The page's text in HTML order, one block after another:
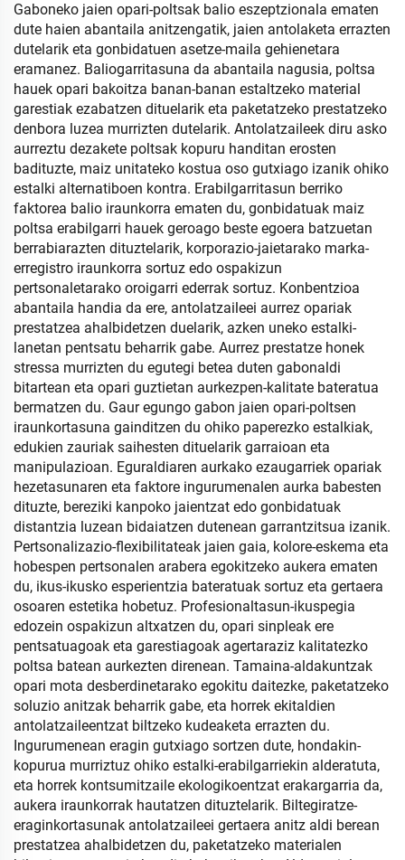
Gaboneko jaien opari-poltsak balio eszeptzionala ematen
dute haien abantaila anitzengatik, jaien antolaketa errazten
dutelarik eta gonbidatuen asetze-maila gehienetara
eramanez. Baliogarritasuna da abantaila nagusia, poltsa
hauek opari bakoitza banan-banan estaltzeko material
garestiak ezabatzen dituelarik eta paketatzeko prestatzeko
denbora luzea murrizten dutelarik. Antolatzaileek diru asko
aurreztu dezakete poltsak kopuru handitan erosten
badituzte, maiz unitateko kostua oso gutxiago izanik ohiko
estalki alternatiboen kontra. Erabilgarritasun berriko
faktorea balio iraunkorra ematen du, gonbidatuak maiz
poltsa erabilgarri hauek geroago beste egoera batzuetan
berrabiarazten dituztelarik, korporazio-jaietarako marka-
erregistro iraunkorra sortuz edo ospakizun
pertsonaletarako oroigarri ederrak sortuz. Konbentzioa
abantaila handia da ere, antolatzaileei aurrez opariak
prestatzea ahalbidetzen duelarik, azken uneko estalki-
lanetan pentsatu beharrik gabe. Aurrez prestatze honek
stressa murrizten du egutegi betea duten gabonaldi
bitartean eta opari guztietan aurkezpen-kalitate bateratua
bermatzen du. Gaur egungo gabon jaien opari-poltsen
iraunkortasuna gainditzen du ohiko paperezko estalkiak,
edukien zauriak saihesten dituelarik garraioan eta
manipulazioan. Eguraldiaren aurkako ezaugarriek opariak
hezetasunaren eta faktore ingurumenalen aurka babesten
dituzte, bereziki kanpoko jaientzat edo gonbidatuak
distantzia luzean bidaiatzen dutenean garrantzitsua izanik.
Pertsonalizazio-flexibilitateak jaien gaia, kolore-eskema eta
hobespen pertsonalen arabera egokitzeko aukera ematen
du, ikus-ikusko esperientzia bateratuak sortuz eta gertaera
osoaren estetika hobetuz. Profesionaltasun-ikuspegia
edozein ospakizun altxatzen du, opari sinpleak ere
pentsatuagoak eta garestiagoak agertaraziz kalitatezko
poltsa batean aurkezten direnean. Tamaina-aldakuntzak
opari mota desberdinetarako egokitu daitezke, paketatzeko
soluzio anitzak beharrik gabe, eta horrek ekitaldien
antolatzaileentzat biltzeko kudeaketa errazten du.
Ingurumenean eragin gutxiago sortzen dute, hondakin-
kopurua murriztuz ohiko estalki-erabilgarriekin alderatuta,
eta horrek kontsumitzaile ekologikoentzat erakargarria da,
aukera iraunkorrak hautatzen dituztelarik. Biltegiratze-
eraginkortasunak antolatzaileei gertaera anitz aldi berean
prestatzea ahalbidetzen du, paketatzeko materialen